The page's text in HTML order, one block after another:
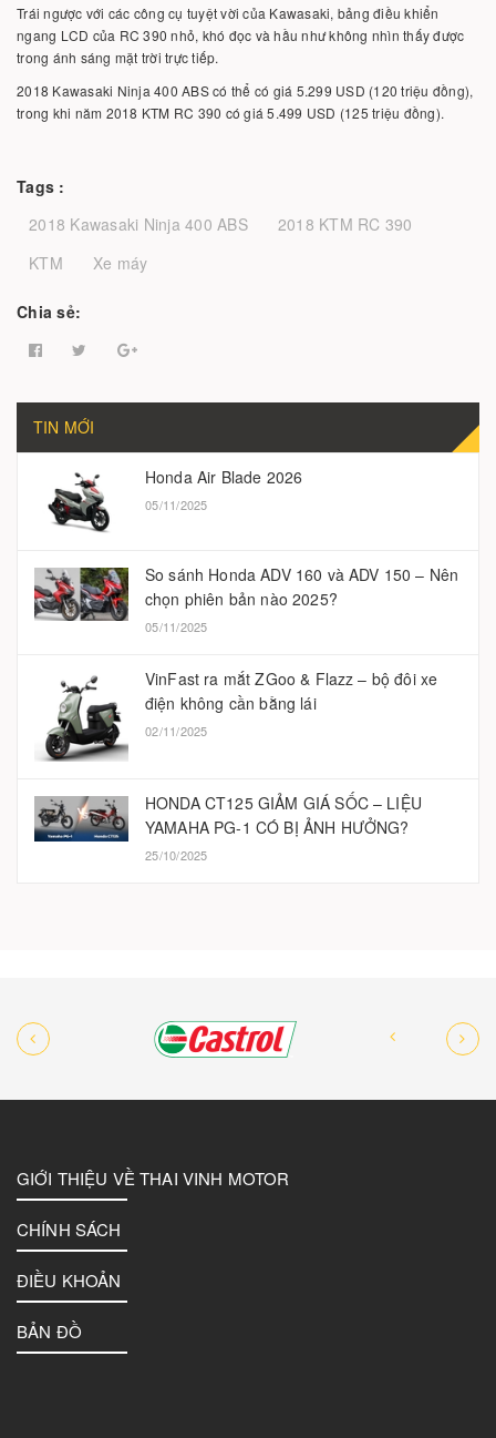
Trái ngược với các công cụ tuyệt vời của Kawasaki, bảng điều khiển
ngang LCD của RC 390 nhỏ, khó đọc và hầu như không nhìn thấy được
trong ánh sáng mặt trời trực tiếp.
2018 Kawasaki Ninja 400 ABS có thể có giá 5.299 USD (120 triệu đồng),
trong khi năm 2018 KTM RC 390 có giá 5.499 USD (125 triệu đồng).
Tags :
2018 Kawasaki Ninja 400 ABS
2018 KTM RC 390
KTM
Xe máy
Chia sẻ:
TIN MỚI
Honda Air Blade 2026
05/11/2025
So sánh Honda ADV 160 và ADV 150 – Nên
chọn phiên bản nào 2025?
05/11/2025
VinFast ra mắt ZGoo & Flazz – bộ đôi xe
điện không cần bằng lái
02/11/2025
HONDA CT125 GIẢM GIÁ SỐC – LIỆU
YAMAHA PG-1 CÓ BỊ ẢNH HƯỞNG?
25/10/2025
GIỚI THIỆU VỀ THAI VINH MOTOR
CHÍNH SÁCH
ĐIỀU KHOẢN
BẢN ĐỒ